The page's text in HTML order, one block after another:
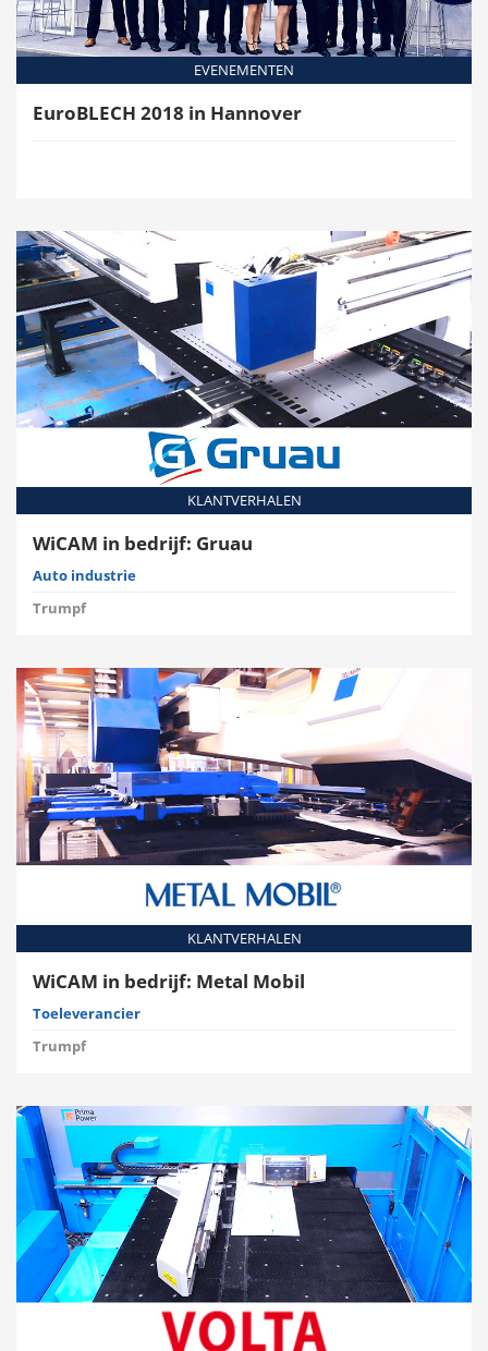
EVENEMENTEN
EuroBLECH 2018 in Hannover
KLANTVERHALEN
WiCAM in bedrijf: Gruau
Auto industrie
Trumpf
KLANTVERHALEN
WiCAM in bedrijf: Metal Mobil
Toeleverancier
Trumpf